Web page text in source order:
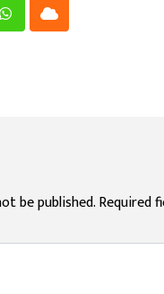
WhatsappCloud
be published.Required